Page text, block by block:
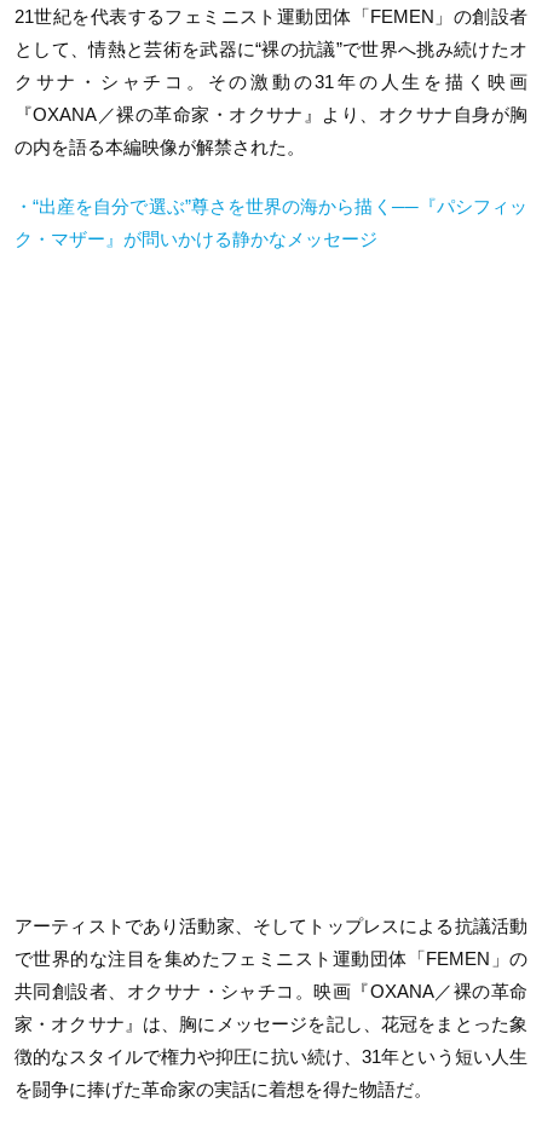
21世紀を代表するフェミニスト運動団体「FEMEN」の創設者
として、情熱と芸術を武器に“裸の抗議”で世界へ挑み続けたオ
クサナ・シャチコ。その激動の31年の人生を描く映画
『OXANA／裸の革命家・オクサナ』より、オクサナ自身が胸
の内を語る本編映像が解禁された。
・“出産を自分で選ぶ”尊さを世界の海から描く──『パシフィッ
ク・マザー』が問いかける静かなメッセージ
アーティストであり活動家、そしてトップレスによる抗議活動
で世界的な注目を集めたフェミニスト運動団体「FEMEN」の
共同創設者、オクサナ・シャチコ。映画『OXANA／裸の革命
家・オクサナ』は、胸にメッセージを記し、花冠をまとった象
徴的なスタイルで権力や抑圧に抗い続け、31年という短い人生
を闘争に捧げた革命家の実話に着想を得た物語だ。